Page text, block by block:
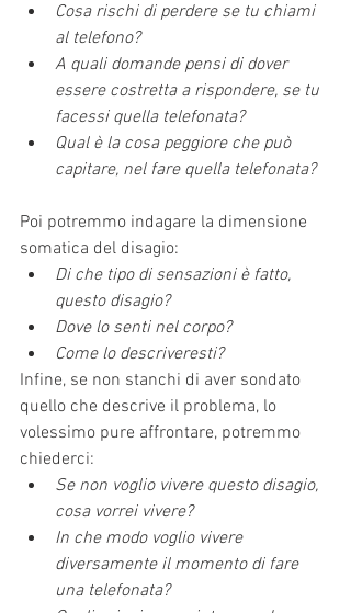
Cosa rischi di perdere se tu chiami
al telefono?
A quali domande pensi di dover
essere costretta a rispondere, se tu
facessi quella telefonata?
Qual è la cosa peggiore che può
capitare, nel fare quella telefonata?
Poi potremmo indagare la dimensione
somatica del disagio:
Di che tipo di sensazioni è fatto,
questo disagio?
Dove lo senti nel corpo?
Come lo descriveresti?
Infine, se non stanchi di aver sondato
quello che descrive il problema, lo
volessimo pure affrontare, potremmo
chiederci:
Se non voglio vivere questo disagio,
cosa vorrei vivere?
In che modo voglio vivere
diversamente il momento di fare
una telefonata?